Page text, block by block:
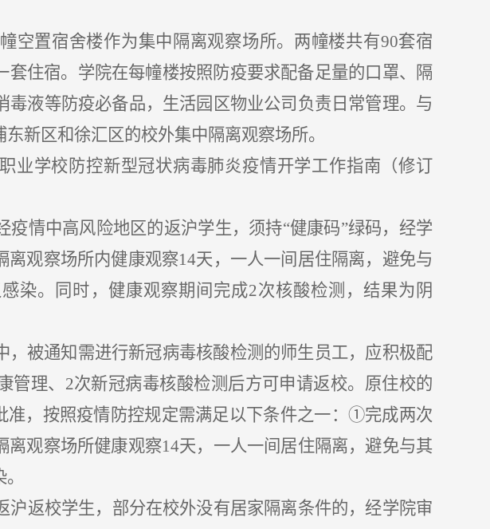
空置宿舍楼作为集中隔离观察场所。两幢楼共有90套宿
套住宿。学院在每幢楼按照防疫要求配备足量的口罩、隔
毒液等防疫必备品，生活园区物业公司负责日常管理。与
新区和徐汇区的校外集中隔离观察场所。
业学校防控新型冠状病毒肺炎疫情开学工作指南（修订
疫情中高风险地区的返沪学生，须持“健康码”绿码，经学
离观察场所内健康观察14天，一人一间居住隔离，避免与
染。同时，健康观察期间完成2次核酸检测，结果为阴
，被通知需进行新冠病毒核酸检测的师生员工，应积极配
管理、2次新冠病毒核酸检测后方可申请返校。 原住校的
准，按照疫情防控规定需满足以下条件之一：①完成两次
观察场所健康观察14天，一人一间居住隔离，避免与其
沪返校学生，部分在校外没有居家隔离条件的，经学院审